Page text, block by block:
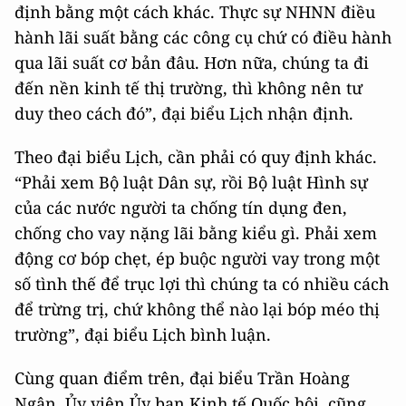
định bằng một cách khác. Thực sự NHNN điều
hành lãi suất bằng các công cụ chứ có điều hành
qua lãi suất cơ bản đâu. Hơn nữa, chúng ta đi
đến nền kinh tế thị trường, thì không nên tư
duy theo cách đó”, đại biểu Lịch nhận định.
Theo đại biểu Lịch, cần phải có quy định khác.
“Phải xem Bộ luật Dân sự, rồi Bộ luật Hình sự
của các nước người ta chống tín dụng đen,
chống cho vay nặng lãi bằng kiểu gì. Phải xem
động cơ bóp chẹt, ép buộc người vay trong một
số tình thế để trục lợi thì chúng ta có nhiều cách
để trừng trị, chứ không thể nào lại bóp méo thị
trường”, đại biểu Lịch bình luận.
Cùng quan điểm trên, đại biểu Trần Hoàng